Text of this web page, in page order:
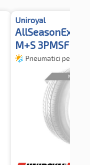
Uniroyal
AllSeasonExpert
M+S 3PMSF TL
Pneumatici per